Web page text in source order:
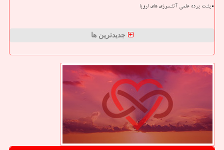
پشت پرده علمی آتشسوزی های اروپا
جدیدترین ها